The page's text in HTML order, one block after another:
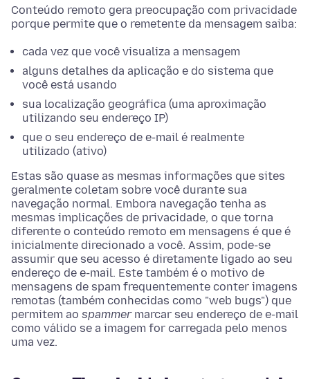
Conteúdo remoto gera preocupação com privacidade
porque permite que o remetente da mensagem saiba:
cada vez que você visualiza a mensagem
alguns detalhes da aplicação e do sistema que
você está usando
sua localização geográfica (uma aproximação
utilizando seu endereço IP)
que o seu endereço de e-mail é realmente
utilizado (ativo)
Estas são quase as mesmas informações que sites
geralmente coletam sobre você durante sua
navegação normal. Embora navegação tenha as
mesmas implicações de privacidade, o que torna
diferente o conteúdo remoto em mensagens é que é
inicialmente direcionado a você. Assim, pode-se
assumir que seu acesso é diretamente ligado ao seu
endereço de e-mail. Este também é o motivo de
mensagens de spam frequentemente conter imagens
remotas (também conhecidas como "web bugs") que
permitem ao spammermarcar seu endereço de e-mail
como válido se a imagem for carregada pelo menos
uma vez.